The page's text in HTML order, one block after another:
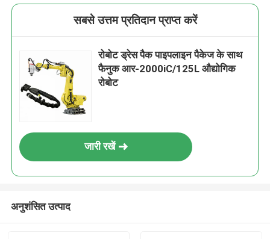
सबसे उत्तम प्रतिदान प्राप्त करें
रोबोट ड्रेस पैक पाइपलाइन पैकेज के साथ
फैनुक आर-2000iC/125L औद्योगिक
रोबोट
जारी रखें
अनुशंसित उत्पाद